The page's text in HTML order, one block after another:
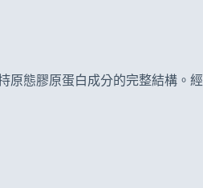
原態膠原蛋白成分的完整結構。經